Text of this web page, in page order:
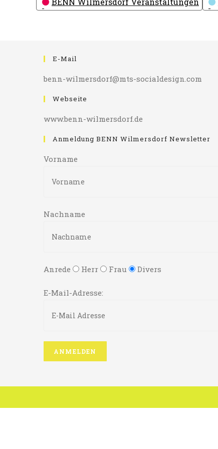
E-Mail
benn-wilmersdorf@mts-socialdesign.com
Webseite
www.benn-wilmersdorf.de
Anmeldung BENN Wilmersdorf Newsletter
Vorname
Nachname
Anrede Herr Frau Divers
E-Mail-Adresse: